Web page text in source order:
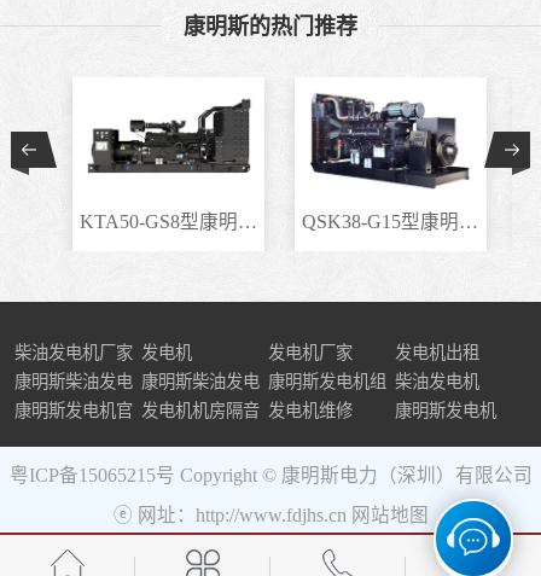
康明斯的热门推荐
KTA50-GS8型康明斯柴.. QSK38-G15型康明斯柴..
柴油发电机厂家 发电机 发电机厂家
发电机出租
康明斯柴油发电
机组
康明斯柴油发电
机
康明斯发电机组 柴油发电机
康明斯发电机官 发电机机房隔音 发电机维修 康明斯发电机
粤ICP备15065215号 Copyright © 康明斯电力（深圳）有限公司
ⓔ 网址：http://www.fdjhs.cn 网站地图